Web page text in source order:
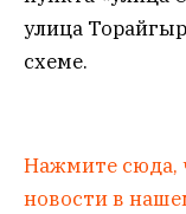
улица
схеме.
Нажмите сюда,
новости в